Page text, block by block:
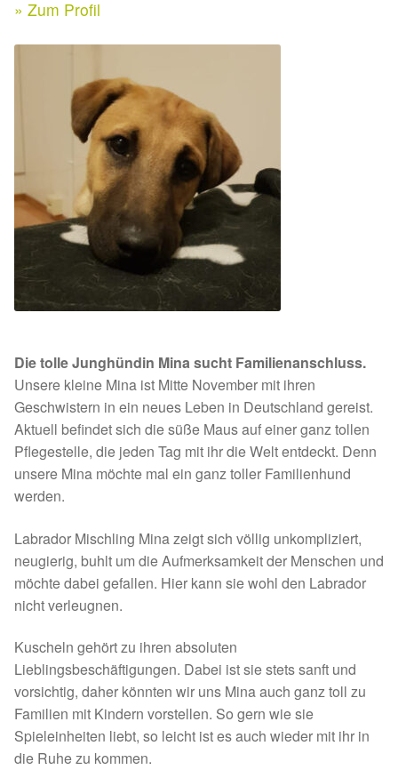
Aktuelle Spenden 2026
Ihre/Eure Spenden – Januar bis Juni 2026
Spenden 2025
Juli bis Dezember 2025
Januar bis Juni 2025
Spenden 2024
Januar bis Juni 2024
Spenden 2023
Juli bis Dezember 2023
Spenden 2022
Juli bis Dezember 2022
Januar bis Juni 2022
Spenden 2021
Juli bis Dezember 2021
Kontakt & Rechtliches
Facebook
Instagram
» Zum Profil
Die tolle Junghündin Mina sucht Familienanschluss.
Unsere kleine Mina ist Mitte November mit ihren
Geschwistern in ein neues Leben in Deutschland gereist.
Aktuell befindet sich die süße Maus auf einer ganz tollen
Pflegestelle, die jeden Tag mit ihr die Welt entdeckt. Denn
unsere Mina möchte mal ein ganz toller Familienhund
werden.
Labrador Mischling Mina zeigt sich völlig unkompliziert,
neugierig, buhlt um die Aufmerksamkeit der Menschen und
möchte dabei gefallen. Hier kann sie wohl den Labrador
nicht verleugnen.
Kuscheln gehört zu ihren absoluten
Lieblingsbeschäftigungen. Dabei ist sie stets sanft und
vorsichtig, daher könnten wir uns Mina auch ganz toll zu
Familien mit Kindern vorstellen. So gern wie sie
Spieleinheiten liebt, so leicht ist es auch wieder mit ihr in
die Ruhe zu kommen.